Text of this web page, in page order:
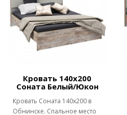
Кровать 140х200
Соната Белый/Юкон
Кровать Соната 140х200 в
Обнинске. Спальное место